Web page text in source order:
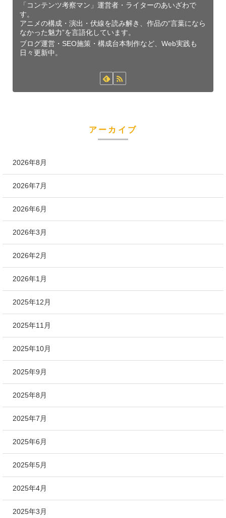
「コンテンツ考察マン」運営者・ライターのあいざわで
す。
アニメの構成・演出・伏線を読み解き、作品の“言葉になら
なかった魅力”を言語化しています。
ブログ運営・SEO施策・構成台本制作など、Web実践も
日々更新中。
アーカイブ
2026年8月
2026年7月
2026年6月
2026年3月
2026年2月
2026年1月
2025年12月
2025年11月
2025年10月
2025年9月
2025年8月
2025年7月
2025年6月
2025年5月
2025年4月
2025年3月